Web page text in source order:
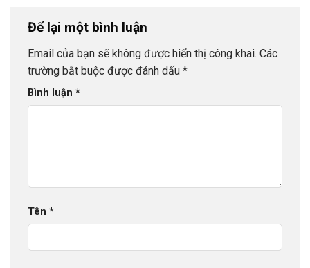
Để lại một bình luận
Email của bạn sẽ không được hiển thị công khai. Các
trường bắt buộc được đánh dấu *
Bình luận *
Tên *